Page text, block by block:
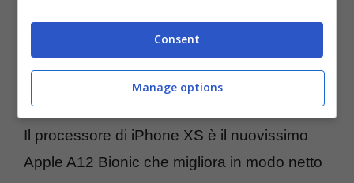
Il processore di iPhone XS è il nuovissimo
Apple A12 Bionic che migliora in modo netto
Consent
Manage options